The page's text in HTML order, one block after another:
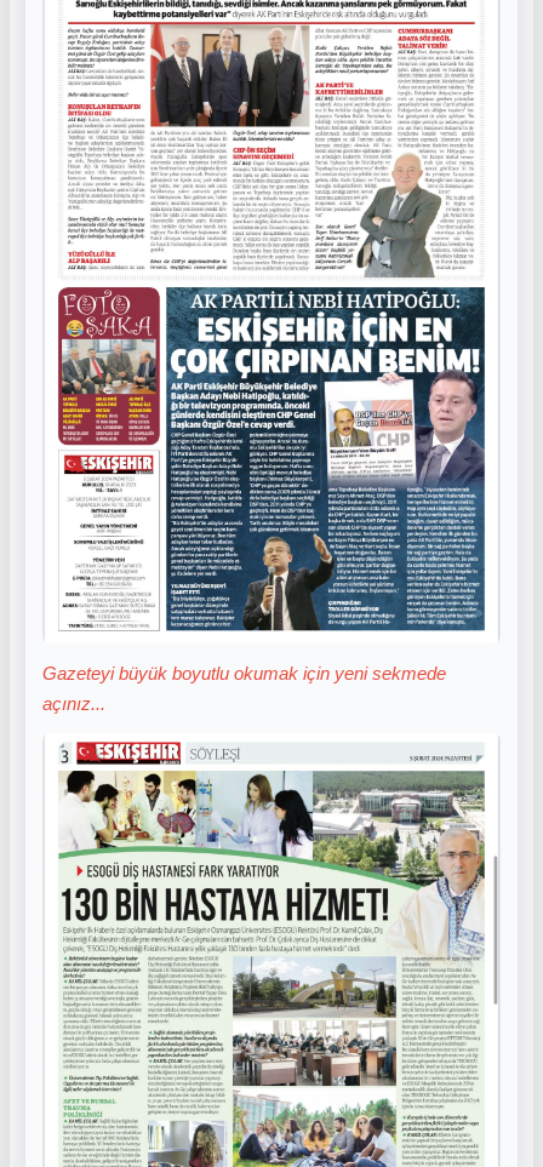
Gazeteyi büyük boyutlu okumak için yeni sekmede
açınız...